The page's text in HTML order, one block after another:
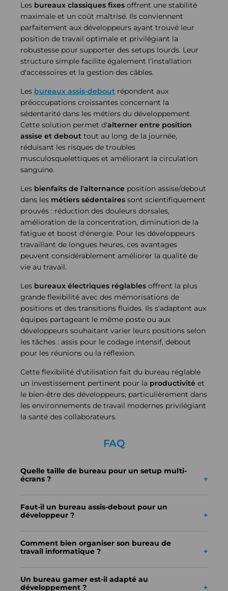
Les bureaux classiques fixes offrent une stabilité
maximale et un coût maîtrisé. Ils conviennent
parfaitement aux développeurs ayant trouvé leur
position de travail optimale et privilégiant la
robustesse pour supporter des setups lourds. Leur
structure simple facilite également l'installation
d'accessoires et la gestion des câbles.
Les bureaux assis-debout répondent aux
préoccupations croissantes concernant la
sédentarité dans les métiers du développement.
Cette solution permet d'alterner entre position
assise et debout tout au long de la journée,
réduisant les risques de troubles
musculosquelettiques et améliorant la circulation
sanguine.
Les bienfaits de l'alternance position assise/debout
dans les métiers sédentaires sont scientifiquement
prouvés : réduction des douleurs dorsales,
amélioration de la concentration, diminution de la
fatigue et boost d'énergie. Pour les développeurs
travaillant de longues heures, ces avantages
peuvent considérablement améliorer la qualité de
vie au travail.
Les bureaux électriques réglables offrent la plus
grande flexibilité avec des mémorisations de
positions et des transitions fluides. Ils s'adaptent aux
équipes partageant le même poste ou aux
développeurs souhaitant varier leurs positions selon
les tâches : assis pour le codage intensif, debout
pour les réunions ou la réflexion.
Cette flexibilité d'utilisation fait du bureau réglable
un investissement pertinent pour la productivité et
le bien-être des développeurs, particulièrement dans
les environnements de travail modernes privilégiant
la santé des collaborateurs.
FAQ
Quelle taille de bureau pour un setup multi-
écrans ?
écrans ou plus, privilégiez 160-180 cm de largeur. La
profondeur de 80 cm permet de respecter la
conservant l'espace pour clavier, souris et
documentation.
Faut-il un bureau assis-debout pour un
développeur ?
debout réduit les douleurs dorsales, améliore la
circulation et booste la concentration. Commencez
habituer le corps progressivement.
Comment bien organiser son bureau de
travail informatique ?
hauteur des yeux, gardez les objets fréquemment
utilisés à portée de main. Créez des zones dédiées :
Un bureau gamer est-il adapté au
développement ?